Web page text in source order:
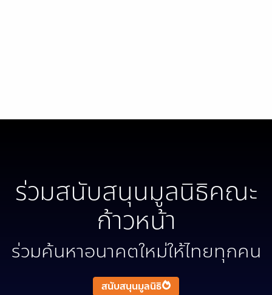
ร่วมสนับสนุนมูลนิธิคณะ
ก้าวหน้า
ร่วมค้นหาอนาคตใหม่ให้ไทยทุกคน
สนับสนุนมูลนิธิ